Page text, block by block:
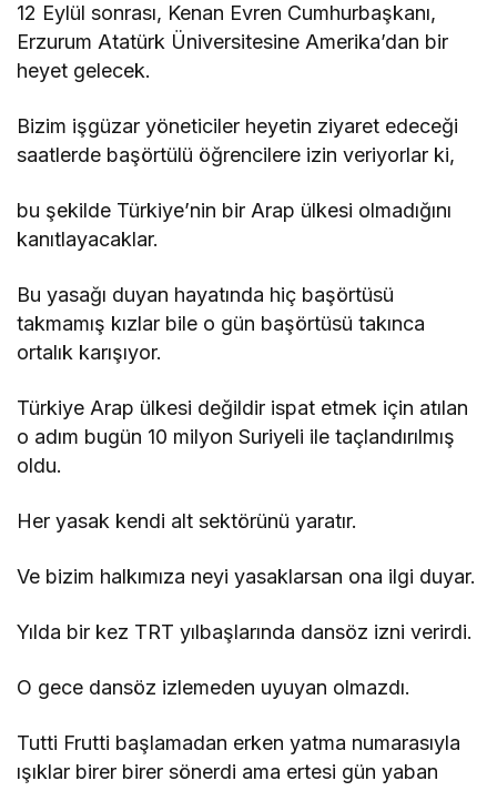
12 Eylül sonrası, Kenan Evren Cumhurbaşkanı,
Erzurum Atatürk Üniversitesine Amerika’dan bir
heyet gelecek.
Bizim işgüzar yöneticiler heyetin ziyaret edeceği
saatlerde başörtülü öğrencilere izin veriyorlar ki,
bu şekilde Türkiye’nin bir Arap ülkesi olmadığını
kanıtlayacaklar.
Bu yasağı duyan hayatında hiç başörtüsü
takmamış kızlar bile o gün başörtüsü takınca
ortalık karışıyor.
Türkiye Arap ülkesi değildir ispat etmek için atılan
o adım bugün 10 milyon Suriyeli ile taçlandırılmış
oldu.
Her yasak kendi alt sektörünü yaratır.
Ve bizim halkımıza neyi yasaklarsan ona ilgi duyar.
Yılda bir kez TRT yılbaşlarında dansöz izni verirdi.
O gece dansöz izlemeden uyuyan olmazdı.
Tutti Frutti başlamadan erken yatma numarasıyla
ışıklar birer birer sönerdi ama ertesi gün yaban